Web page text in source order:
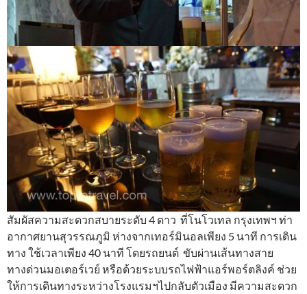
สัมผัสความสะดวกสบายระดับ 4 ดาว ที่โนโวเทล กรุงเทพฯ ท่า
อากาศยานสุวรรณภูมิ ห่างจากเทอร์มินอลเพียง 5 นาที การเดิน
ทาง ใช้เวลาเพียง 40 นาที โดยรถยนต์ ขับผ่านเส้นทางสาย
ทางด่วนมอเตอร์เวย์ หรือด้วยระบบรถไฟฟ้าแอร์พอร์ตลิงค์ ช่วย
ให้การเดินทางระหว่างโรงแรมฯไปกลับตัวเมือง มีความสะดวก